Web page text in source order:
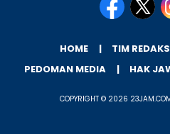
HOME TIM
PEDOMAN MEDIA
HAK
COPYRIGHT © 2026